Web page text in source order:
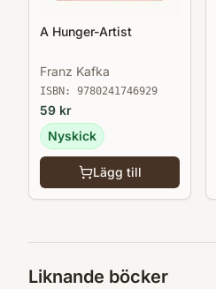
A Hunger-Artist
Franz Kafka
ISBN: 9780241746929
59 kr
Nyskick
Lägg till
Liknande böcker